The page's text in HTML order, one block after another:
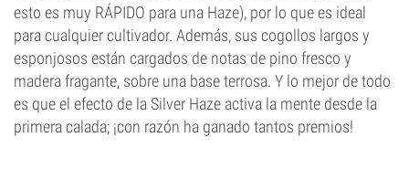
esto es muy RÁPIDO para una Haze), por lo que es ideal
para cualquier cultivador. Además, sus cogollos largos y
esponjosos están cargados de notas de pino fresco y
madera fragante, sobre una base terrosa. Y lo mejor de todo
es que el efecto de la Silver Haze activa la mente desde la
primera calada; ¡con razón ha ganado tantos premios!